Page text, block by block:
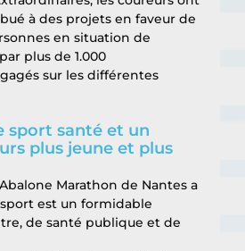
à des projets en faveur de
en situation de
plus de 1.000
sur les différentes
sport santé et un
plus jeune et plus
Marathon de Nantes a
est un formidable
de santé publique et de